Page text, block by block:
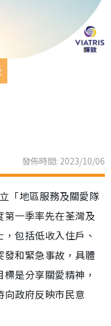
發佈時間: 2023/10/06
「地區服務及關愛隊
一季率先在荃灣及
包括低收入住戶、
和緊急事故，具體
是分享關愛精神，
政府反映市民意